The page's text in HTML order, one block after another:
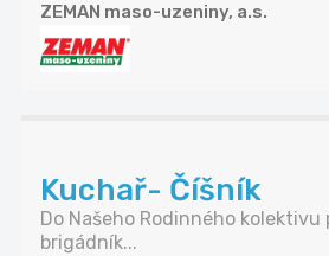
ZEMAN maso-uzeniny, a.s.
Kuchař- Číšník
Do Našeho Rodinného kolektivu
brigádník...